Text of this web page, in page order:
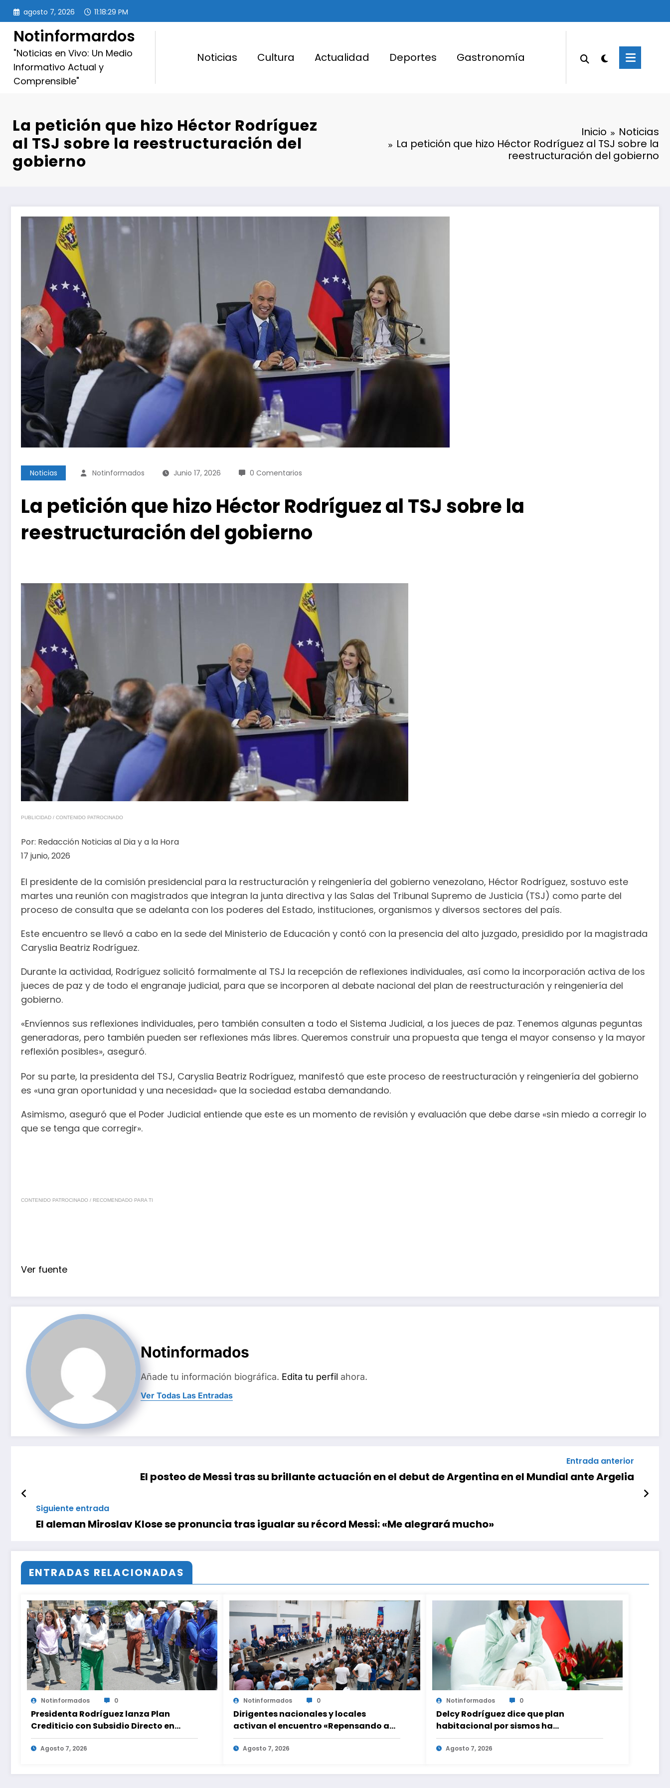
Saltar
contenido
agosto 7, 2026 11:18:31 PM
Notinformardos
"Noticias en Vivo: Un Medio
Informativo Actual y
Comprensible"
Noticias Cultura Actualidad Deportes Gastronomía
La petición que hizo Héctor Rodríguez
al TSJ sobre la reestructuración del
gobierno
Inicio
Noticias
La petición que hizo Héctor Rodríguez al TSJ sobre la
reestructuración del gobierno
Noticias Notinformados Junio 17, 2026 0 Comentarios
La petición que hizo Héctor Rodríguez al TSJ sobre la
reestructuración del gobierno
PUBLICIDAD / CONTENIDO PATROCINADO
Por: Redacción Noticias al Dia y a la Hora
17 junio, 2026
El presidente de la comisión presidencial para la restructuración y reingeniería del gobierno venezolano, Héctor Rodríguez, sostuvo este
martes una reunión con magistrados que integran la junta directiva y las Salas del Tribunal Supremo de Justicia (TSJ) como parte del
proceso de consulta que se adelanta con los poderes del Estado, instituciones, organismos y diversos sectores del país.
Este encuentro se llevó a cabo en la sede del Ministerio de Educación y contó con la presencia del alto juzgado, presidido por la magistrada
Caryslia Beatriz Rodríguez.
Durante la actividad, Rodríguez solicitó formalmente al TSJ la recepción de reflexiones individuales, así como la incorporación activa de los
jueces de paz y de todo el engranaje judicial, para que se incorporen al debate nacional del plan de reestructuración y reingeniería del
gobierno.
«Envíennos sus reflexiones individuales, pero también consulten a todo el Sistema Judicial, a los jueces de paz. Tenemos algunas peguntas
generadoras, pero también pueden ser reflexiones más libres. Queremos construir una propuesta que tenga el mayor consenso y la mayor
reflexión posibles», aseguró.
Por su parte, la presidenta del TSJ, Caryslia Beatriz Rodríguez, manifestó que este proceso de reestructuración y reingeniería del gobierno
es «una gran oportunidad y una necesidad» que la sociedad estaba demandando.
Asimismo, aseguró que el Poder Judicial entiende que este es un momento de revisión y evaluación que debe darse «sin miedo a corregir lo
que se tenga que corregir».
CONTENIDO PATROCINADO / RECOMENDADO PARA TI
Ver fuente
Notinformados
Añade tu información biográfica. Edita tu perfil ahora.
Ver Todas Las Entradas
Entrada anterior
El posteo de Messi tras su brillante actuación en el debut de Argentina en el Mundial ante Argelia
Siguiente entrada
El aleman Miroslav Klose se pronuncia tras igualar su récord Messi: «Me alegrará mucho»
ENTRADAS RELACIONADAS
Notinformados 0
Presidenta Rodríguez lanza Plan
Crediticio con Subsidio Directo en
encuentro con Juntas de Condominio
Agosto 7, 2026
Notinformados 0
Dirigentes nacionales y locales
activan el encuentro «Repensando a
Venezuela» para impulsar propuestas
desde las comunidades
Agosto 7, 2026
Notinformados 0
Delcy Rodríguez dice que plan
habitacional por sismos ha
beneficiado a unas 2.000 personas en
una semana
Agosto 7, 2026